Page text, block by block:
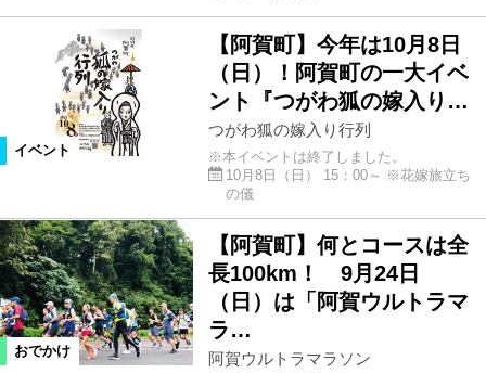
イベント
【阿賀町】今年は10月8日
（日）！阿賀町の一大イベ
ント『つがわ狐の嫁入り…
つがわ狐の嫁入り行列
※本イベントは終了しました。
10月8日（日） 15：00～ ※花嫁旅立ち
の儀
おでかけ
【阿賀町】何とコースは全
長100km！ 9月24日
（日）は「阿賀ウルトラマ
ラ…
阿賀ウルトラマラソン